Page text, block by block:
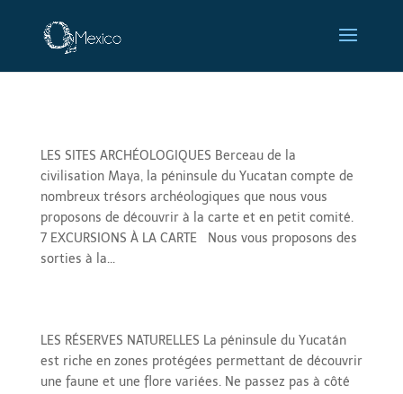
LES SITES ARCHÉOLOGIQUES Berceau de la
civilisation Maya, la péninsule du Yucatan compte de
nombreux trésors archéologiques que nous vous
proposons de découvrir à la carte et en petit comité.
7 EXCURSIONS À LA CARTE Nous vous proposons des
sorties à la...
LES RÉSERVES NATURELLES La péninsule du Yucatán
est riche en zones protégées permettant de découvrir
une faune et une flore variées. Ne passez pas à côté